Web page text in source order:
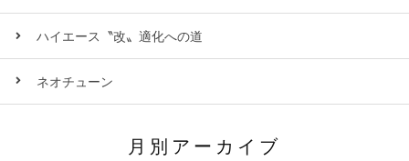
ハイエース〝改〟適化への道
ネオチューン
月別アーカイブ